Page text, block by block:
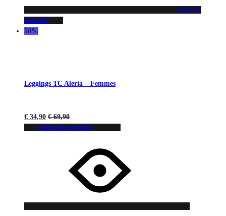
Liste de
souhaits
50%
Leggings TC Aleria – Femmes
€ 34,90 €69,90
Choix des options